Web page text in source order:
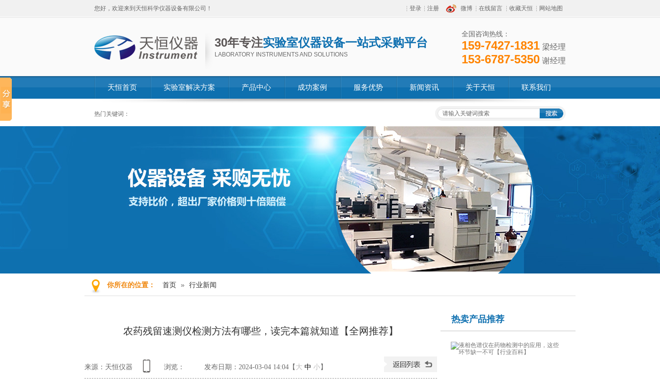
登录 注册 微博 在线留言 收藏天恒 网站地图
您好，欢迎来到天恒科学仪器设备有限公司！
30年专注实验室仪器设备一站式采购平台
LABORATORY INSTRUMENTS AND SOLUTIONS
全国咨询热线：
159-7427-1831 梁经理
153-6787-5350 谢经理
天恒首页 实验室解决方案 产品中心 成功案例 服务优势 新闻资讯 关于天恒 联系我们
热门关键词：
你所在的位置： 首页 » 行业新闻
农药残留速测仪检测方法有哪些，读完本篇就知道【全网推荐】
来源：天恒仪器 浏览： 发布日期：2024-03-04 14:04【 大 中 小】
热卖产品推荐